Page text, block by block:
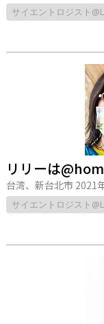
サイエントロジスト
リリーは
台湾、新台北市 2021
サイエントロジスト